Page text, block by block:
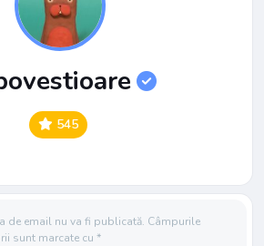
545
de email nu va fi publicată. Câmpurile
sunt marcate cu *